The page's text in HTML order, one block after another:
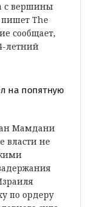
с вершины
пишет The
сообщает,
летний
на попятную
Мамдани
власти не
по ордеру